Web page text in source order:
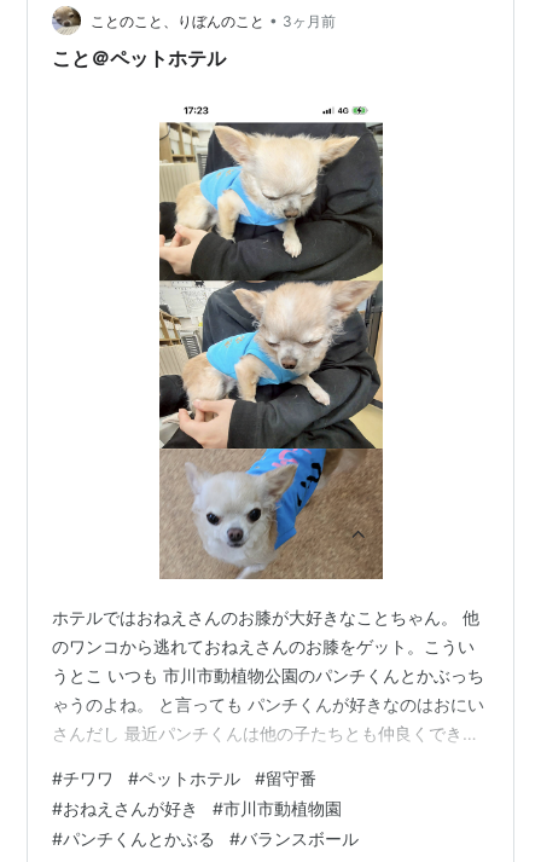
まるまって ねます」（苺） 「おなかをみせるなんて と…
ことのこと、りぼんのこと • 3ヶ月前
こと＠ペットホテル
ホテルではおねえさんのお膝が大好きなことちゃん。 他
のワンコから逃れておねえさんのお膝をゲット。こうい
うとこ いつも 市川市動植物公園のパンチくんとかぶっち
ゃうのよね。 と言っても パンチくんが好きなのはおにい
さんだし 最近パンチくんは他の子たちとも仲良くできる
💧 でも今回どうやら好きな場所を見つけたみたいです。
それがこのバランスボールの上(*´▽｀*) ホテルのブログ
には動画もアップされてるんだけど 何と！ 自ら飛び乗っ
#チワワ #ペットホテル #留守番
#おねえさんが好き #市川市動植物園
#パンチくんとかぶる #バランスボール